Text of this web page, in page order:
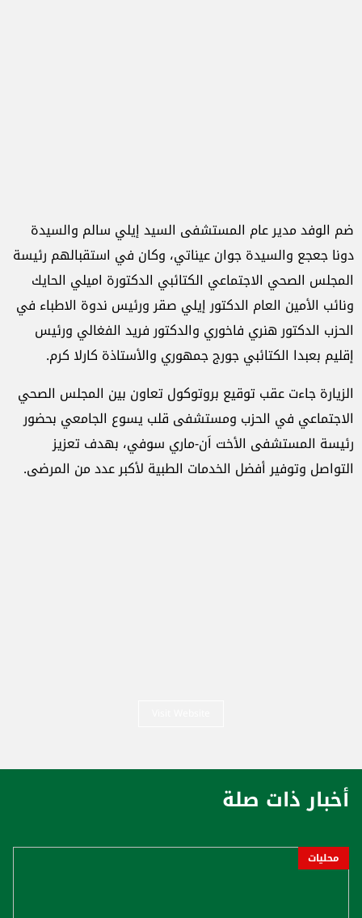
ضم الوفد مدير عام المستشفى السيد إيلي سالم والسيدة
دونا جعجع والسيدة جوان عيناتي، وكان في استقبالهم رئيسة
المجلس الصحي الاجتماعي الكتائبي الدكتورة اميلي الحايك
ونائب الأمين العام الدكتور إيلي صقر ورئيس ندوة الاطباء في
الحزب الدكتور هنري فاخوري والدكتور فريد الفغالي ورئيس
إقليم بعبدا الكتائبي جورج جمهوري والأستاذة كارلا كرم.
الزيارة جاءت عقب توقيع بروتوكول تعاون بين المجلس الصحي
الاجتماعي في الحزب ومستشفى قلب يسوع الجامعي بحضور
رئيسة المستشفى الأخت اَن-ماري سوفي، بهدف تعزيز
التواصل وتوفير أفضل الخدمات الطبية لأكبر عدد من المرضى.
أخبار ذات صلة
محليات